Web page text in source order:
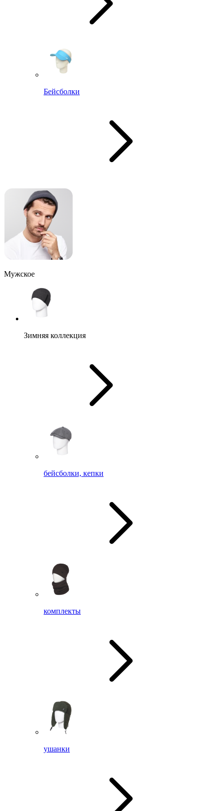
Бейсболки
Мужское
Зимняя коллекция
бейсболки, кепки
комплекты
ушанки